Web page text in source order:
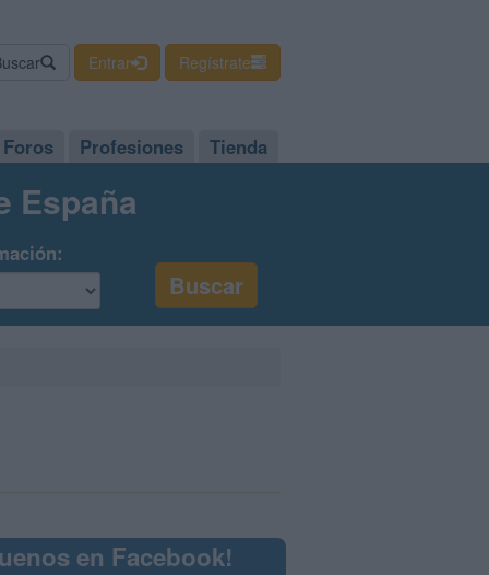
Entrar Regístrate
Foros Profesiones Tienda
España
en Facebook!